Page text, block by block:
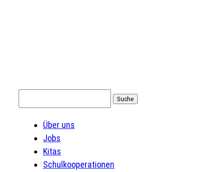
nach:
Über uns
Jobs
Kitas
Schulkooperationen